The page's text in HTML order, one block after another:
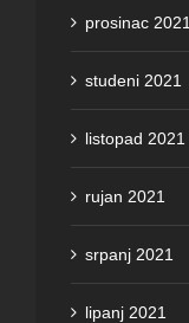
prosinac 2021
studeni 2021
listopad 2021
rujan 2021
srpanj 2021
lipanj 2021